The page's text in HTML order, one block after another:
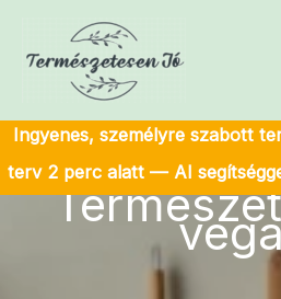
content
Ingyenes, személyre szabott
terv 2 perc alatt — AI